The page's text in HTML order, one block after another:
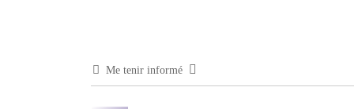
Me tenir informé